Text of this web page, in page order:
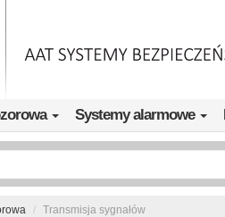
Systemy alarmowe
Transmisja sygnałów